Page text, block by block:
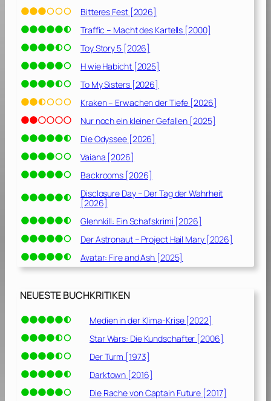
Bitteres Fest [2026]
Traffic – Macht des Kartells [2000]
Toy Story 5 [2026]
H wie Habicht [2025]
To My Sisters [2026]
Kraken – Erwachen der Tiefe [2026]
Nur noch ein kleiner Gefallen [2025]
Die Odyssee [2026]
Vaiana [2026]
Backrooms [2026]
Disclosure Day – Der Tag der Wahrheit
[2026]
Glennkill: Ein Schafskrimi [2026]
Der Astronaut – Project Hail Mary [2026]
Avatar: Fire and Ash [2025]
NEUESTE BUCHKRITIKEN
Medien in der Klima-Krise [2022]
Star Wars: Die Kundschafter [2006]
Der Turm [1973]
Darktown [2016]
Die Rache von Captain Future [2017]